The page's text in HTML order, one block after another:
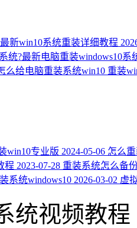
新win10系统重装详细教程
统?最新电脑重装windows10系
么给电脑重装系统win10 重装
win10专业版 2024-05-06 怎么
程 2023-07-28 重装系统怎么备
系统windows10 2026-03-02 虚
统视频教程